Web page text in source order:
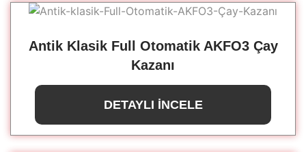
Antik Klasik Full Otomatik AKFO3 Çay
Kazanı
DETAYLI İNCELE